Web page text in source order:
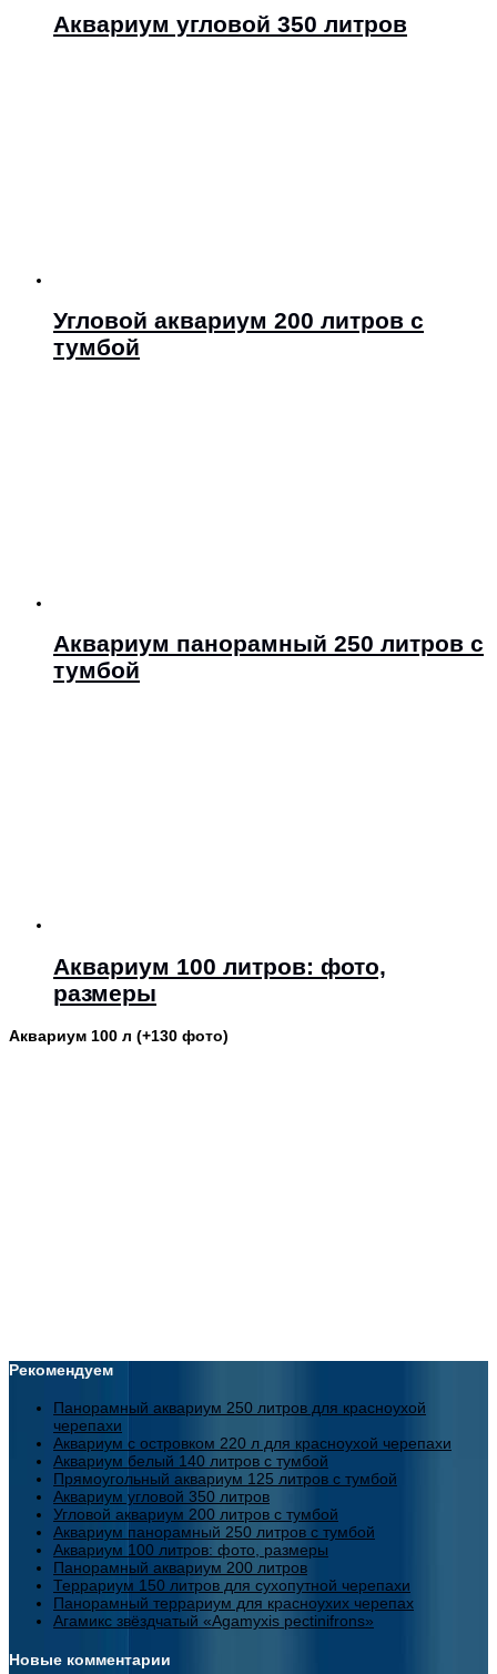
Аквариум угловой 350 литров
Угловой аквариум 200 литров с
тумбой
Аквариум панорамный 250 литров с
тумбой
Аквариум 100 литров: фото,
размеры
Аквариум 100 л (+130 фото)
Рекомендуем
Панорамный аквариум 250 литров для красноухой
черепахи
Аквариум с островком 220 л для красноухой черепахи
Аквариум белый 140 литров с тумбой
Прямоугольный аквариум 125 литров с тумбой
Аквариум угловой 350 литров
Угловой аквариум 200 литров с тумбой
Аквариум панорамный 250 литров с тумбой
Аквариум 100 литров: фото, размеры
Панорамный аквариум 200 литров
Террариум 150 литров для сухопутной черепахи
Панорамный террариум для красноухих черепах
Агамикс звёздчатый «Agamyxis pectinifrons»
Новые комментарии